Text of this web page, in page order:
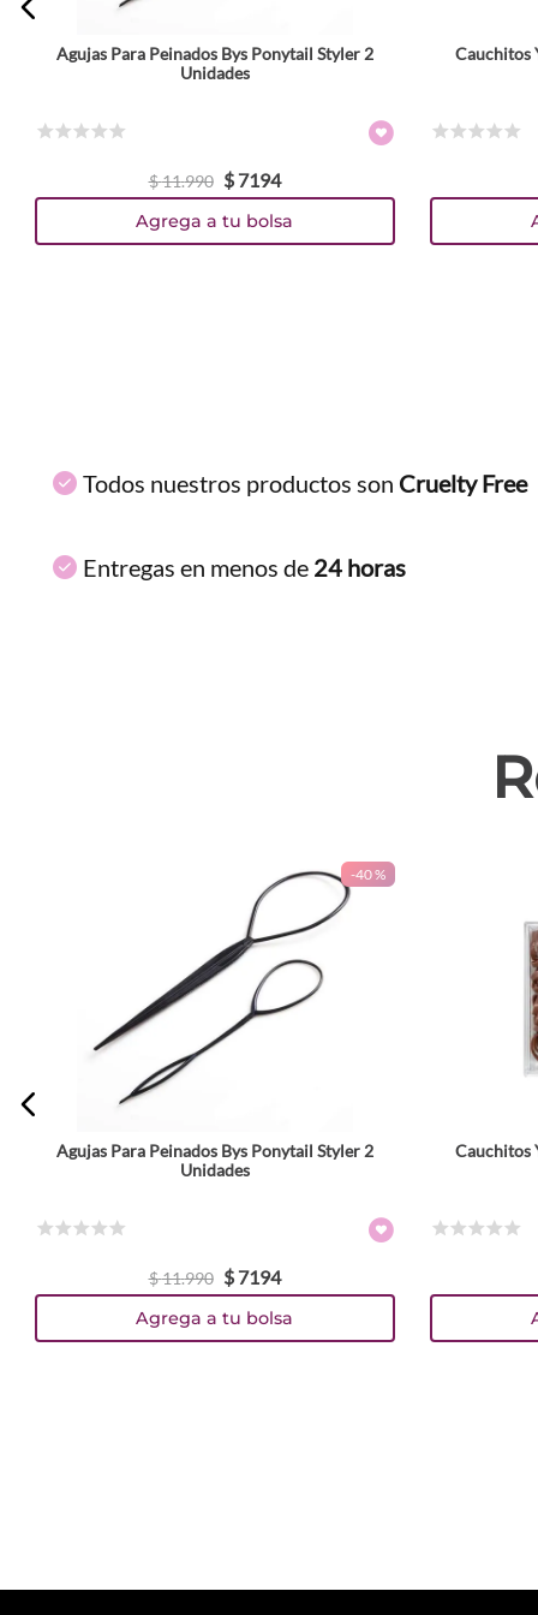
Agujas Para Peinados Bys Ponytail Styler 2
Unidades
$11.990 $ 7194
Agrega a tu bolsa
Cauchitos
Todos nuestros productos son Cruelty Free
Entregas en menos de 24 horas
-40 %
Agujas Para Peinados Bys Ponytail Styler 2
Unidades
$11.990 $ 7194
Agrega a tu bolsa
Cauchitos